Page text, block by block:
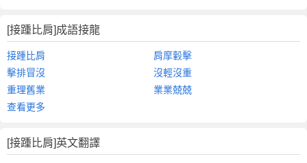
[接踵比肩]成語接龍
接踵比肩
肩摩轂擊
擊排冒沒
沒輕沒重
重理舊業
業業兢兢
查看更多
[接踵比肩]英文翻譯